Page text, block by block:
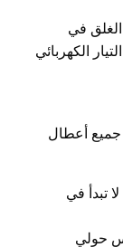
في
الكهربائي
جميع أعطال
تبدأ في
حولي